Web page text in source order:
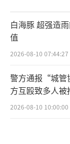
白海豚 超强造
值
2026-08-10 07:44:27
警方通报“城管
方互殴致多人被
2026-08-10 10:00:00